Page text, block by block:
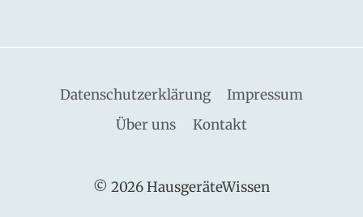
Datenschutzerklärung
Impressum
Über uns
Kontakt
© 2026 HausgeräteWissen